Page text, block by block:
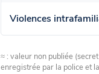
Violences
≈ : valeur non publiée
enregistrée par la police et